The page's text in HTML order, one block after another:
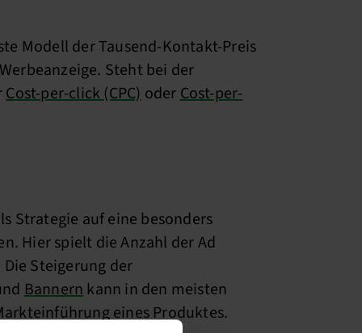
Modell der Tausend-Kontakt-Preis
Steht bei der
Cost-per-click (CPC)oderCost-per-
Strategie auf eine besonders
Hier spielt die Anzahl der Ad
Steigerung der
Bannernkann in den meisten
eines Produktes.